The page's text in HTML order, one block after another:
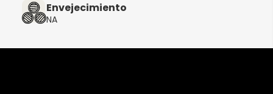
Envejecimiento
NA